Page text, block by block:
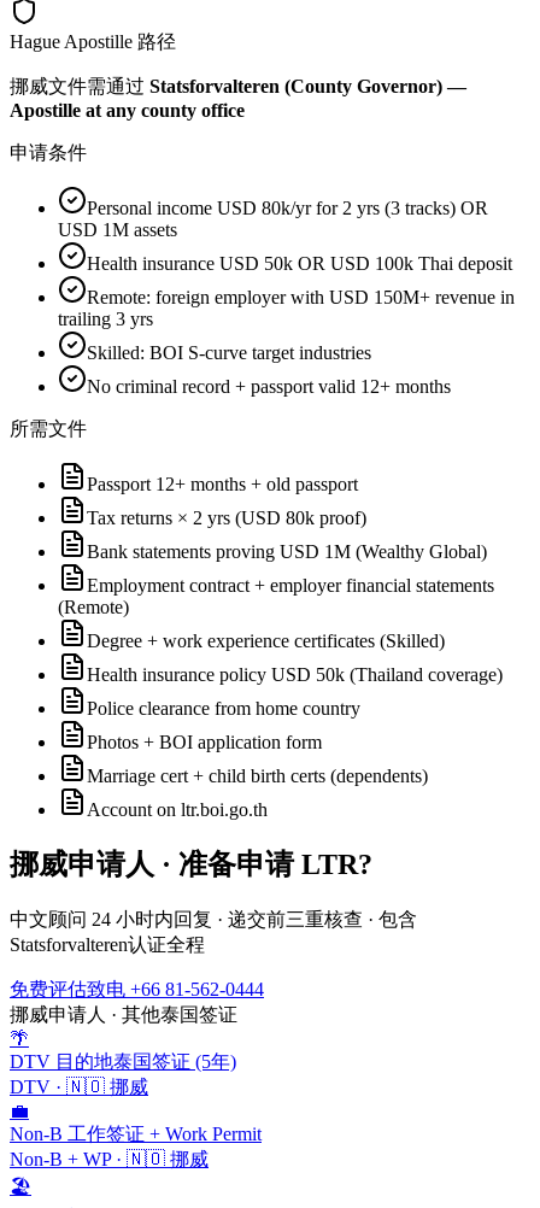
Hague Apostille 路径
挪威文件需通过 Statsforvalteren (County Governor) —
Apostille at any county office
申请条件
Personal income USD 80k/yr for 2 yrs (3 tracks) OR
USD 1M assets
Health insurance USD 50k OR USD 100k Thai deposit
Remote: foreign employer with USD 150M+ revenue in
trailing 3 yrs
Skilled: BOI S-curve target industries
No criminal record + passport valid 12+ months
所需文件
Passport 12+ months + old passport
Tax returns × 2 yrs (USD 80k proof)
Bank statements proving USD 1M (Wealthy Global)
Employment contract + employer financial statements
(Remote)
Degree + work experience certificates (Skilled)
Health insurance policy USD 50k (Thailand coverage)
Police clearance from home country
Photos + BOI application form
Marriage cert + child birth certs (dependents)
Account on ltr.boi.go.th
挪威申请人 · 准备申请LTR?
中文顾问 24 小时内回复 · 递交前三重核查 · 包含
Statsforvalteren认证全程
免费评估致电 +66 81-562-0444
挪威申请人 · 其他泰国签证
🌴
DTV 目的地泰国签证 (5年)
DTV · 🇳🇴 挪威
💼
Non-B 工作签证 + Work Permit
Non-B + WP· 🇳🇴 挪威
🏖️